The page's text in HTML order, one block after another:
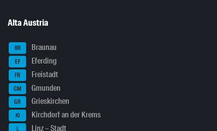
Alta Austria
BR Braunau
EF Eferding
FR Freistadt
GM Gmunden
GR Grieskirchen
KI Kirchdorf an der Krems
L Linz – Stadt